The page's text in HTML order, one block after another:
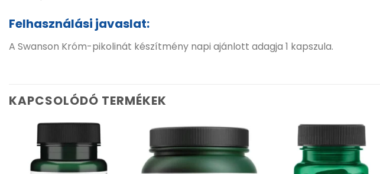
Felhasználási javaslat:
A Swanson Króm-pikolinát készítmény napi ajánlott adagja 1 kapszula.
KAPCSOLÓDÓ TERMÉKEK
Kívánságlistához
adás
Kívánságlistához
adás
Kívánságlistához
adás